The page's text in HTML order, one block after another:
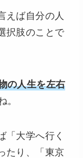
えば自分の人
択肢のことで
の人生を左右
。
「大学へ行く
たり、「東京